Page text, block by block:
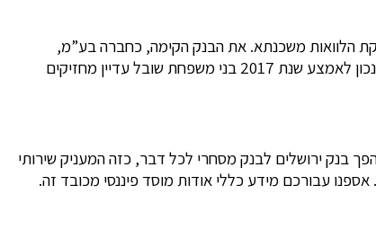
בהענקת הלוואות משכנתא. את הבנק הקימה, כחברה בע”מ,
משפחת שובל (זלמן שובל הוא דיפלומט, איש ציבור ואיש עסקים מוכר אשר, בין היתר, כיהן כשגריר ישראל בארה”ב בין השנים 1990 – 1993). נכון לאמצע שנת 2017 בני משפחת שובל עדיין מחזיקים
1992 החל מסחר במניות בנק ירושלים בבורסה בתל אביב, בשנת 1996 שונה שם הבנק לשמו הנוכחי – “בנק ירושלים”. רק בשנת 1998 הפך בנק ירושלים לבנק מסחרי לכל דבר, כזה המעניק שירותי
עבורכם מידע כללי אודות מוסד פיננסי מכובד זה.